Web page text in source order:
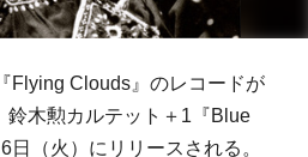
Flying Clouds』のレコードが
鈴木勲カルテット＋1『Blue
（火）にリリースされる。